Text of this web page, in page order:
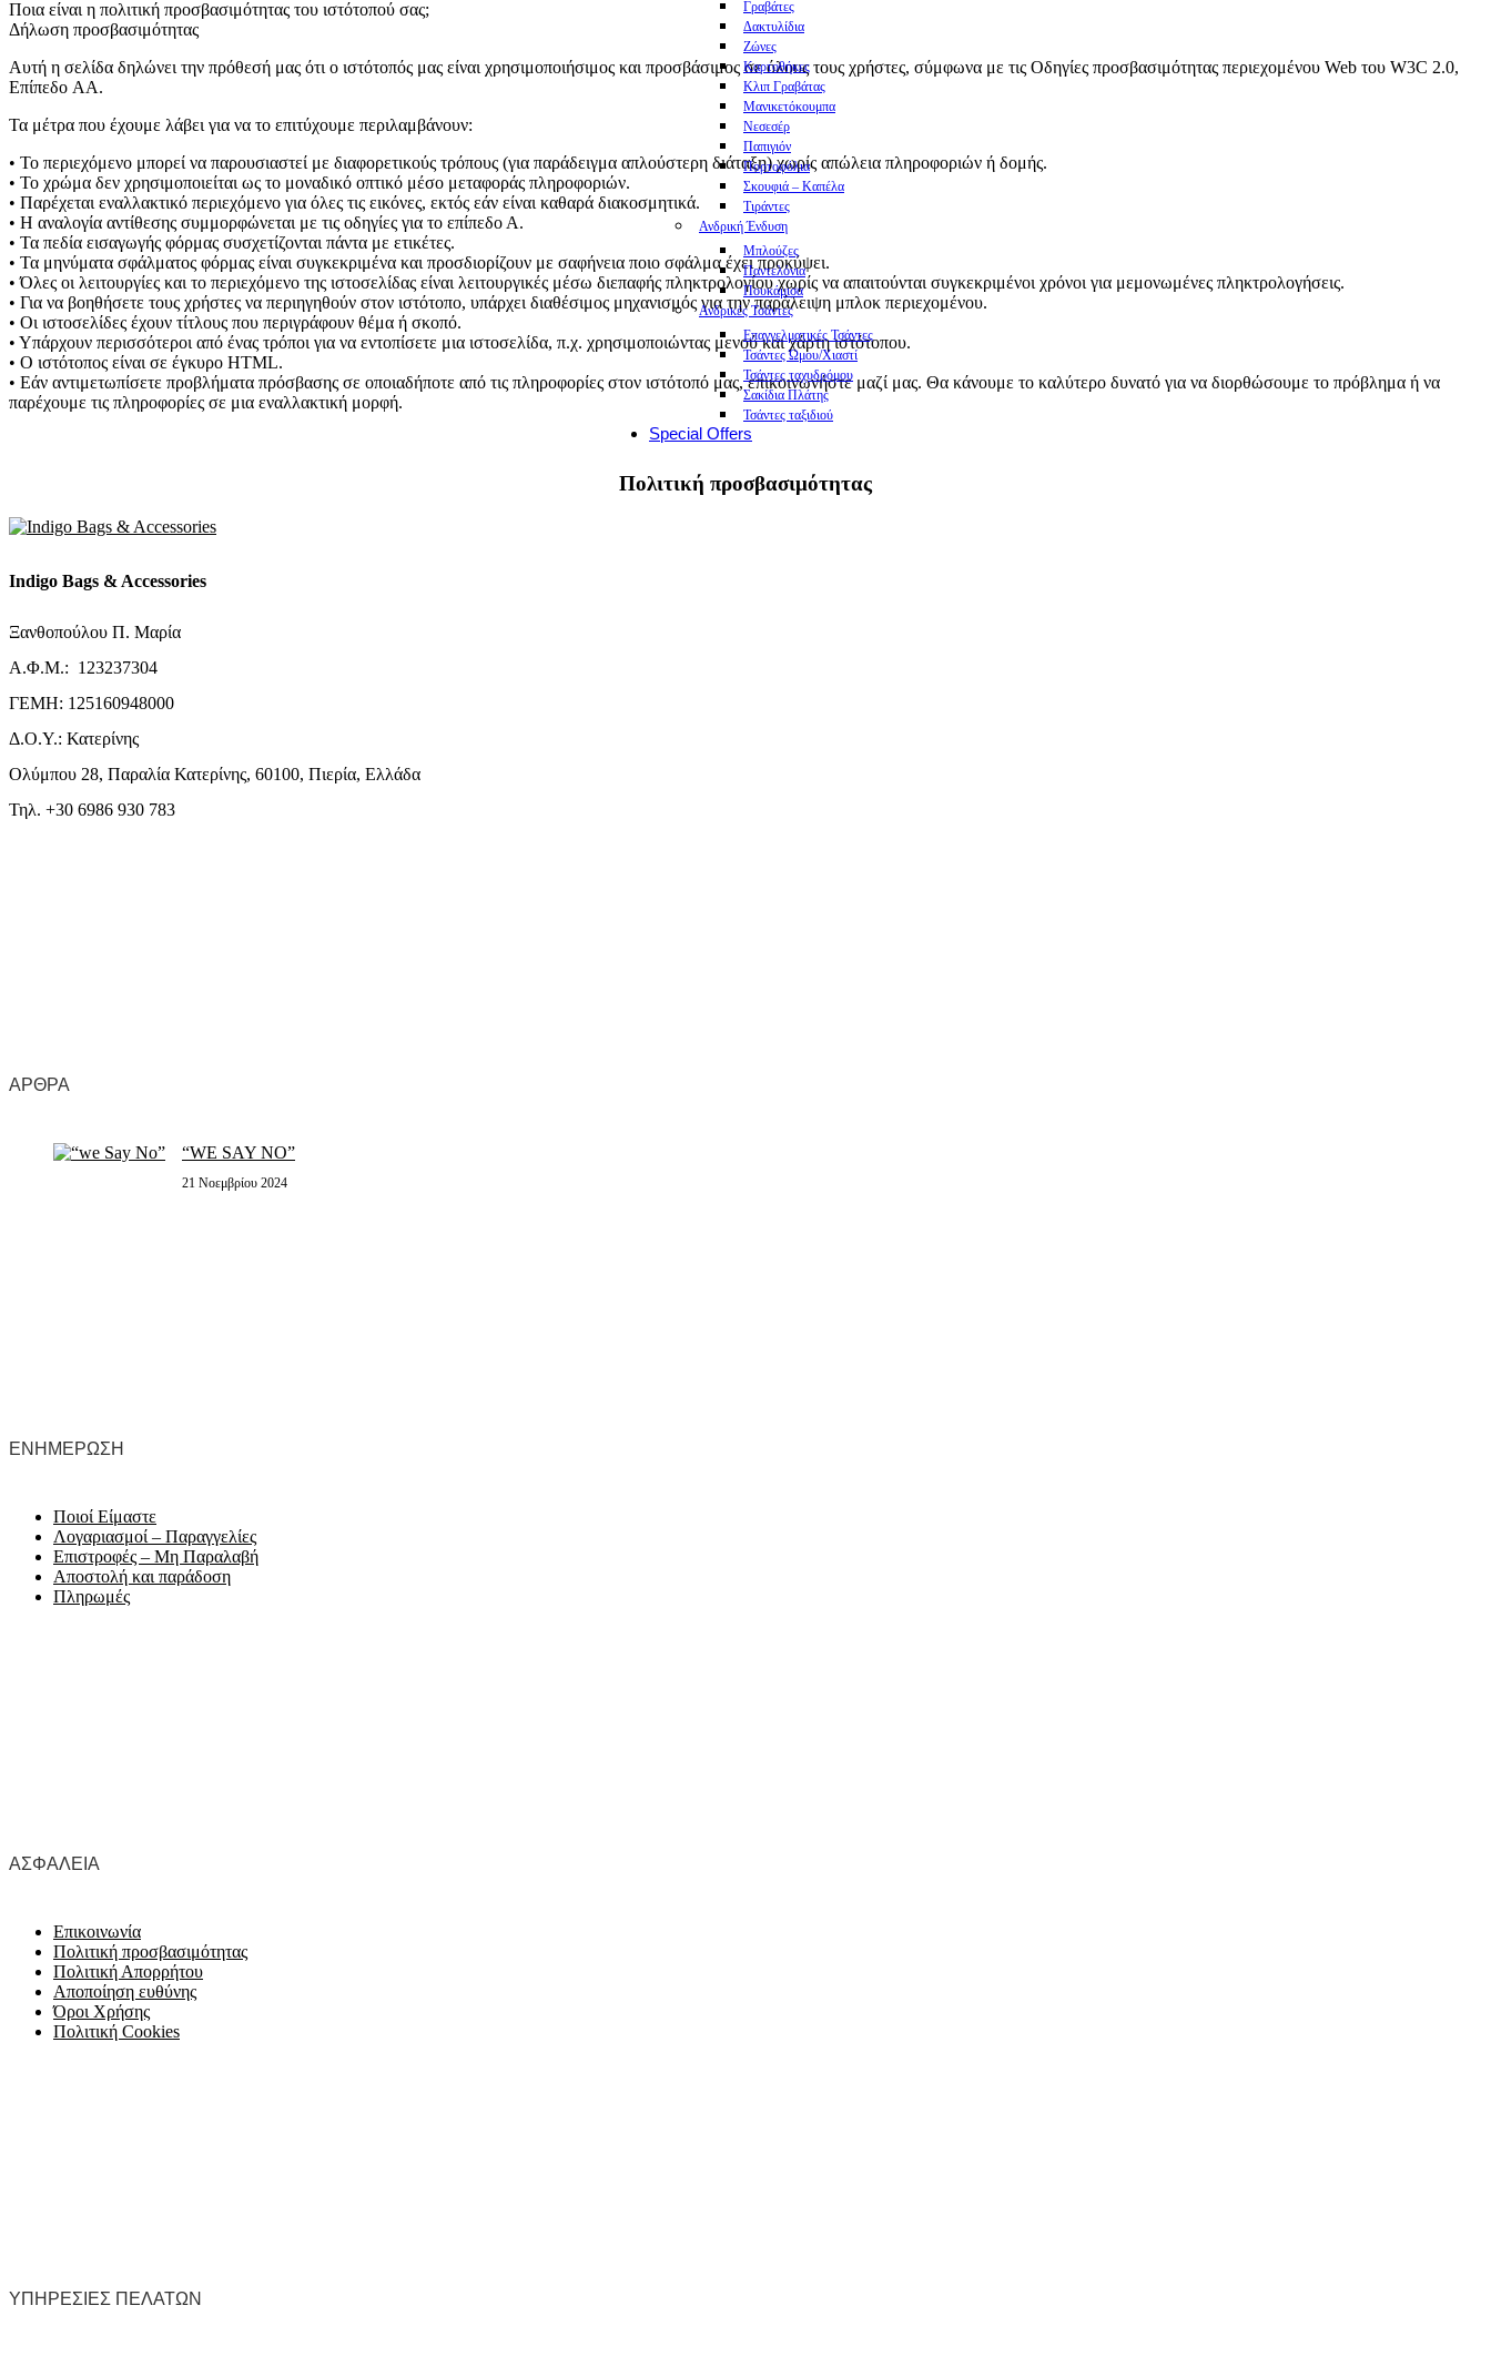
Γραβάτες
Δακτυλίδια
Ζώνες
Καρτοθήκες
Κλιπ Γραβάτας
Μανικετόκουμπα
Νεσεσέρ
Παπιγιόν
Πορτοφόλια
Σκουφιά – Καπέλα
Τιράντες
Ανδρική Ένδυση
Μπλούζες
Παντελόνια
Πουκάμισα
Ανδρικές Τσάντες
Επαγγελματικές Τσάντες
Τσάντες Ώμου/Χιαστί
Τσάντες ταχυδρόμου
Σακίδια Πλάτης
Τσάντες ταξιδιού
Special Offers
Ποια είναι η πολιτική προσβασιμότητας του ιστότοπού σας;
Δήλωση προσβασιμότητας
Αυτή η σελίδα δηλώνει την πρόθεσή μας ότι ο ιστότοπός μας είναι χρησιμοποιήσιμος και προσβάσιμος σε όλους τους χρήστες, σύμφωνα με τις Οδηγίες προσβασιμότητας περιεχομένου Web του W3C 2.0,
Επίπεδο AA.
Τα μέτρα που έχουμε λάβει για να το επιτύχουμε περιλαμβάνουν:
• Το περιεχόμενο μπορεί να παρουσιαστεί με διαφορετικούς τρόπους (για παράδειγμα απλούστερη διάταξη) χωρίς απώλεια πληροφοριών ή δομής.
• Το χρώμα δεν χρησιμοποιείται ως το μοναδικό οπτικό μέσο μεταφοράς πληροφοριών.
• Παρέχεται εναλλακτικό περιεχόμενο για όλες τις εικόνες, εκτός εάν είναι καθαρά διακοσμητικά.
• Η αναλογία αντίθεσης συμμορφώνεται με τις οδηγίες για το επίπεδο Α.
• Τα πεδία εισαγωγής φόρμας συσχετίζονται πάντα με ετικέτες.
• Τα μηνύματα σφάλματος φόρμας είναι συγκεκριμένα και προσδιορίζουν με σαφήνεια ποιο σφάλμα έχει προκύψει.
• Όλες οι λειτουργίες και το περιεχόμενο της ιστοσελίδας είναι λειτουργικές μέσω διεπαφής πληκτρολογίου χωρίς να απαιτούνται συγκεκριμένοι χρόνοι για μεμονωμένες πληκτρολογήσεις.
• Για να βοηθήσετε τους χρήστες να περιηγηθούν στον ιστότοπο, υπάρχει διαθέσιμος μηχανισμός για την παράλειψη μπλοκ περιεχομένου.
• Οι ιστοσελίδες έχουν τίτλους που περιγράφουν θέμα ή σκοπό.
• Υπάρχουν περισσότεροι από ένας τρόποι για να εντοπίσετε μια ιστοσελίδα, π.χ. χρησιμοποιώντας μενού και χάρτη ιστότοπου.
• Ο ιστότοπος είναι σε έγκυρο HTML.
• Εάν αντιμετωπίσετε προβλήματα πρόσβασης σε οποιαδήποτε από τις πληροφορίες στον ιστότοπό μας, επικοινωνήστε μαζί μας. Θα κάνουμε το καλύτερο δυνατό για να διορθώσουμε το πρόβλημα ή να
παρέχουμε τις πληροφορίες σε μια εναλλακτική μορφή.
Πολιτική προσβασιμότητας
Indigo Bags & Accessories
Ξανθοπούλου Π. Μαρία
Α.Φ.Μ.: 123237304
ΓΕΜΗ: 125160948000
Δ.Ο.Υ.: Κατερίνης
Ολύμπου 28, Παραλία Κατερίνης, 60100, Πιερία, Ελλάδα
Τηλ. +30 6986 930 783
ΆΡΘΡΑ
“WE SAY NO”
21 Νοεμβρίου 2024
ΕΝΗΜΈΡΩΣΗ
Ποιοί Είμαστε
Λογαριασμοί – Παραγγελίες
Επιστροφές – Μη Παραλαβή
Αποστολή και παράδοση
Πληρωμές
ΑΣΦΆΛΕΙΑ
Επικοινωνία
Πολιτική προσβασιμότητας
Πολιτική Απορρήτου
Αποποίηση ευθύνης
Όροι Χρήσης
Πολιτική Cookies
ΥΠΗΡΕΣΊΕΣ ΠΕΛΑΤΏΝ